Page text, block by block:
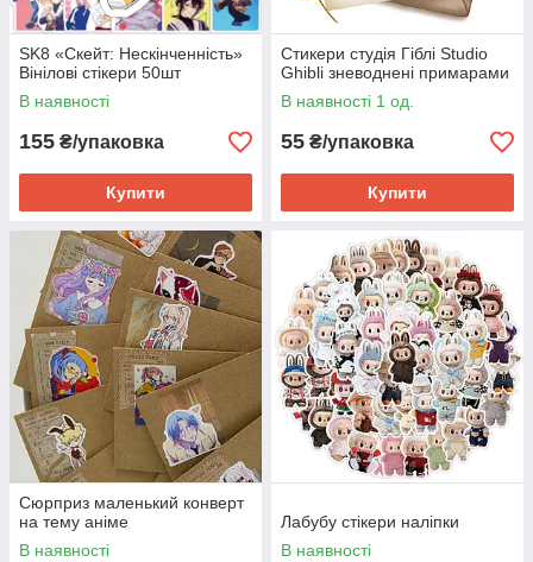
SK8 «Скейт: Нескінченність»
Вінілові стікери 50шт
В наявності
155 ₴/упаковка
Купити
Стикери студія Гіблі Studio
Ghibli зневоднені примарами
В наявності 1 од.
55 ₴/упаковка
Купити
Сюрприз маленький конверт
на тему аніме
В наявності
Лабубу стікери наліпки
В наявності